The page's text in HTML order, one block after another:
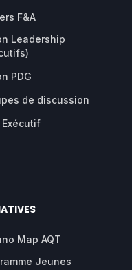
F&A
Leadership
PDG
de discussion
Exécutif
Map AQT
Jeunes